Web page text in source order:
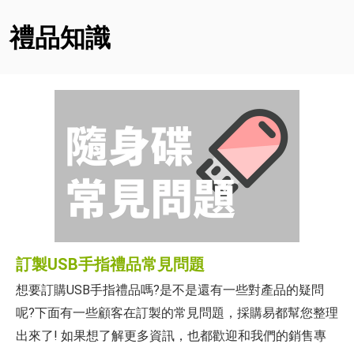
禮品知識
訂製USB手指禮品常見問題
想要訂購USB手指禮品嗎?是不是還有一些對產品的疑問
呢?下面有一些顧客在訂製的常見問題，採購易都幫您整理
出來了! 如果想了解更多資訊，也都歡迎和我們的銷售專